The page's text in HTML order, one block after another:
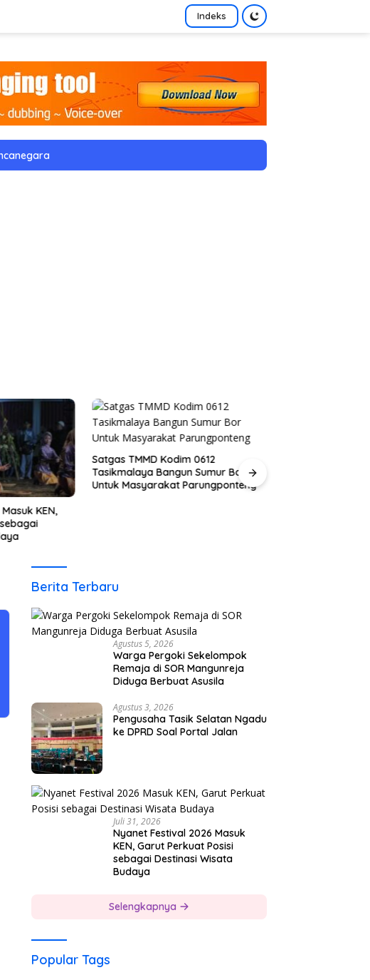
Indeks
KEN,
Satgas TMMD Kodim 0612
Tasikmalaya Bangun Sumur Bor
Untuk Masyarakat Parungponteng
Berita Terbaru
Agustus 5, 2026
Warga Pergoki Sekelompok
Remaja di SOR Mangunreja
Diduga Berbuat Asusila
Agustus 3, 2026
Pengusaha Tasik Selatan Ngadu
ke DPRD Soal Portal Jalan
Juli 31, 2026
Nyanet Festival 2026 Masuk
KEN, Garut Perkuat Posisi
sebagai Destinasi Wisata
Budaya
Selengkapnya
Popular Tags